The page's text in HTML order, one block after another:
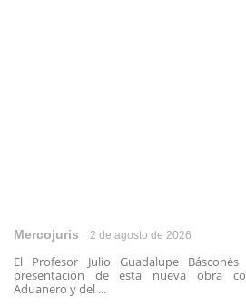
Mercojuris 2 de agosto de 2026
El Profesor Julio Guadalupe
presentación de esta nueva obra
Aduanero y del ...